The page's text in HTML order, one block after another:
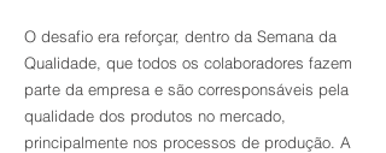
O desafio era reforçar, dentro da Semana da
Qualidade, que todos os colaboradores fazem
parte da empresa e são corresponsáveis pela
qualidade dos produtos no mercado,
principalmente nos processos de produção. A